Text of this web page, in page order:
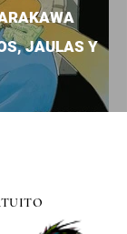
JAULAS Y